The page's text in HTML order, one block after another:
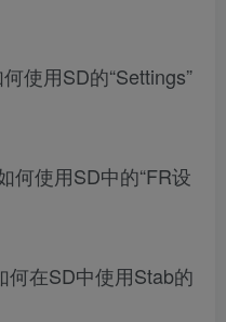
使用SD的“Settings”
何使用SD中的“FR设
何在SD中使用Stab的